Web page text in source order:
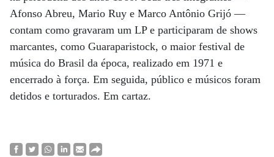
Afonso Abreu, Mario Ruy e Marco Antônio Grijó —
contam como gravaram um LP e participaram de shows
marcantes, como Guaraparistock, o maior festival de
música do Brasil da época, realizado em 1971 e
encerrado à força. Em seguida, público e músicos foram
detidos e torturados. Em cartaz.